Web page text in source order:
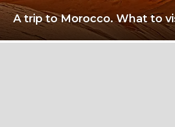
A trip to Morocco. What to